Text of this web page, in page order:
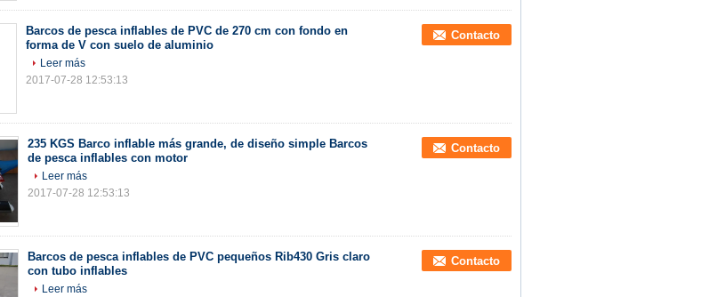
Barcos de pesca inflables de PVC de 270 cm con fondo en
forma de V con suelo de aluminio
Contacto
Leer más
2017-07-28 12:53:13
235 KGS Barco inflable más grande, de diseño simple Barcos
de pesca inflables con motor
Contacto
Leer más
2017-07-28 12:53:13
Barcos de pesca inflables de PVC pequeños Rib430 Gris claro
con tubo inflables
Contacto
Leer más